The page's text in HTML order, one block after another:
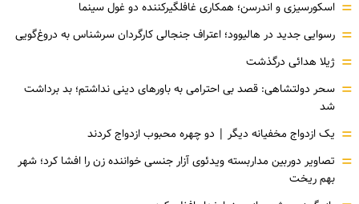
= اسکورسیزی و اندرسن؛ همکاری غافلگیرکننده دو غول سینما
= رسوایی جدید در هالیوود؛ اعتراف جنجالی کارگردان سرشناس به دروغ‌گویی
= ژیلا هدائی درگذشت
= سحر دولتشاهی: قصد بی احترامی به باورهای دینی نداشتم؛ بد برداشت
شد
= یک ازدواج مخفیانه دیگر | دو چهره محبوب ازدواج کردند
= تصاویر دوربین مداربسته ویدئوی آزار جنسی خواننده زن را افشا کرد؛ شهر
بهم ریخت